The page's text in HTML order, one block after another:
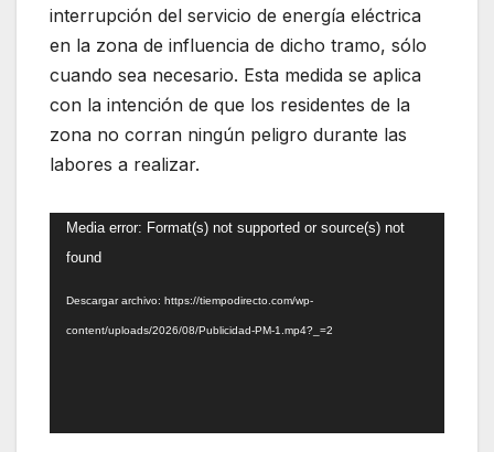
interrupción del servicio de energía eléctrica
en la zona de influencia de dicho tramo, sólo
cuando sea necesario. Esta medida se aplica
con la intención de que los residentes de la
zona no corran ningún peligro durante las
labores a realizar.
Reproductor
de
Media error: Format(s) not supported or source(s) not
found
Descargar archivo: https://tiempodirecto.com/wp-
content/uploads/2026/08/Publicidad-PM-1.mp4?_=2